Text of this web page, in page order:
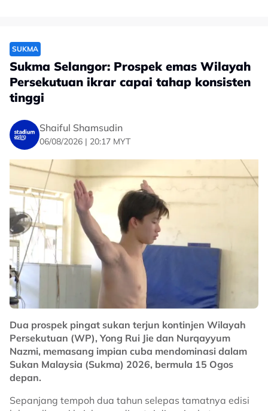
SUKMA
Sukma Selangor: Prospek emas Wilayah
Persekutuan ikrar capai tahap konsisten
tinggi
Shaiful Shamsudin
06/08/2026 | 20:17 MYT
Dua prospek pingat sukan terjun kontinjen Wilayah
Persekutuan (WP), Yong Rui Jie dan Nurqayyum
Nazmi, memasang impian cuba mendominasi dalam
Sukan Malaysia (Sukma) 2026, bermula 15 Ogos
depan.
Sepanjang tempoh dua tahun selepas tamatnya edisi